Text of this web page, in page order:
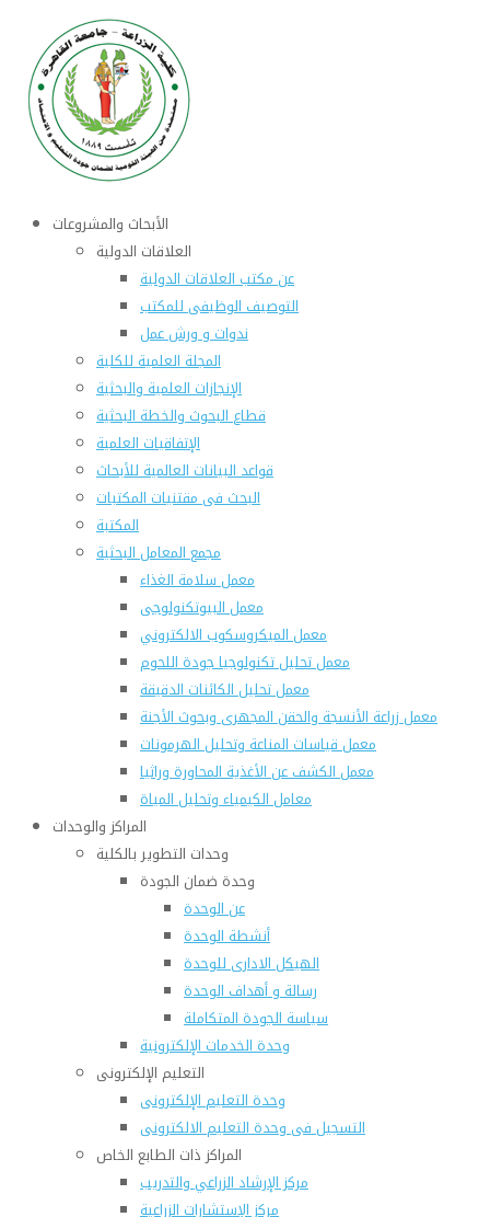
الأبحاث والمشروعات
العلاقات الدولية
عن مكتب العلاقات الدولية
التوصيف الوظيفى للمكتب
ندوات و ورش عمل
المجلة العلمية للكلية
الإنجازات العلمية والبحثية
قطاع البحوث والخطة البحثية
الإتفاقيات العلمية
قواعد البيانات العالمية للأبحاث
البحث فى مقتنيات المكتبات
المكتبة
مجمع المعامل البحثية
معمل سلامة الغذاء
معمل البيوتكنولوجى
معمل الميكروسكوب الالكتروني
معمل تحليل تكنولوجيا جودة اللحوم
معمل تحليل الكائنات الدقيقة
معمل زراعة الأنسجة والحقن المجهرى وبحوث الأجنة
معمل قياسات المناعة وتحليل الهرمونات
معمل الكشف عن الأغذية المحاورة وراثيا
معامل الكيمياء وتحليل المياة
المراكز والوحدات
وحدات التطوير بالكلية
وحدة ضمان الجودة
عن الوحدة
أنشطة الوحدة
الهيكل الادارى للوحدة
رسالة و أهداف الوحدة
سياسة الجودة المتكاملة
وحدة الخدمات الإلكترونية
التعليم الإلكترونى
وحدة التعليم الإلكترونى
التسجيل فى وحدة التعليم الالكترونى
المراكز ذات الطابع الخاص
مركز الإرشاد الزراعي والتدريب
مركز الإستشارات الزراعية